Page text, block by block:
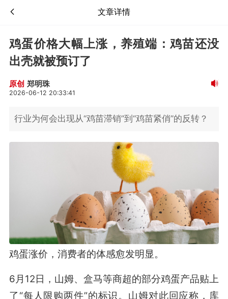
文章详情
鸡蛋价格大幅上涨，养殖端：鸡苗还没
出壳就被预订了
原创 郑明珠
2026-06-12 20:33:41
行业为何会出现从“鸡苗滞销”到“鸡苗紧俏”的反转？
鸡蛋涨价，消费者的体感愈发明显。
6月12日，山姆、盒马等商超的部分鸡蛋产品贴上
了“每人限购两件”的标识。山姆对此回应称，库